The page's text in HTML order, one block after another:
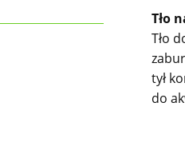
Tło
Tło
tył
do